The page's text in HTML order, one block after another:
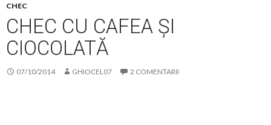
CHEC
CHEC CU CAFEA ȘI
CIOCOLATĂ
07/10/2014 GHIOCEL07 2 COMENTARII